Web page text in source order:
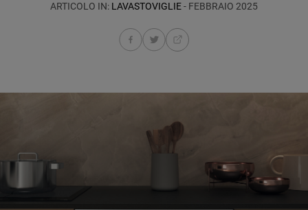
ARTICOLO IN: LAVASTOVIGLIE- FEBBRAIO 2025